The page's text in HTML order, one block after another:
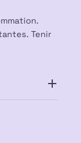
Tenir